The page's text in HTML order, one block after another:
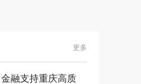
更多
金融支持重庆高质